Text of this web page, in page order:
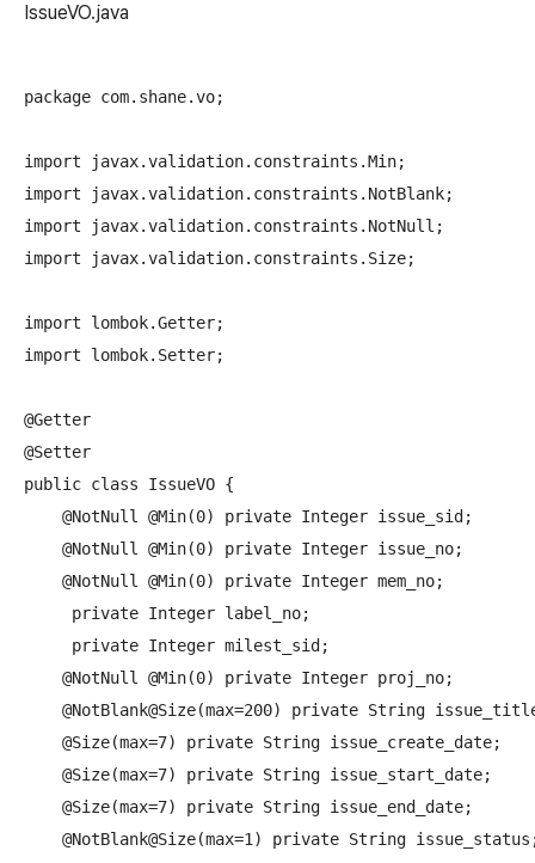
IssueVO.java
package com.shane.vo;
import javax.validation.constraints.Min;
import javax.validation.constraints.NotBlank;
import javax.validation.constraints.NotNull;
import javax.validation.constraints.Size;
import lombok.Getter;
import lombok.Setter;
@Getter
@Setter
public class IssueVO {
    @NotNull @Min(0) private Integer issue_sid;
    @NotNull @Min(0) private Integer issue_no;
    @NotNull @Min(0) private Integer mem_no;
     private Integer label_no;
     private Integer milest_sid;
    @NotNull @Min(0) private Integer proj_no;
@NotBlank@Size(max=200) private String
    @Size(max=7) private String issue_create_date;
    @Size(max=7) private String issue_start_date;
    @Size(max=7) private String issue_end_date;
@NotBlank@Size(max=1) private String